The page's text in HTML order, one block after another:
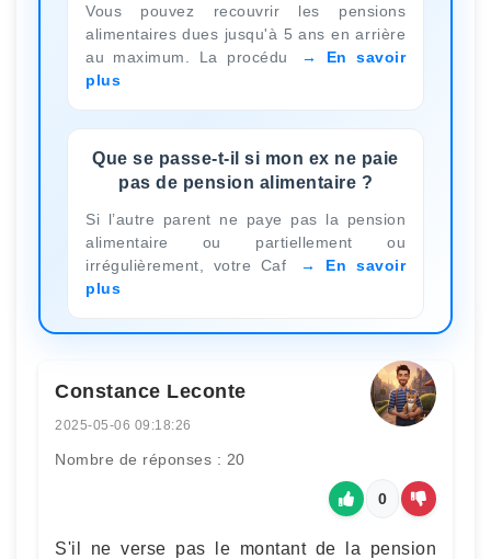
Vous pouvez recouvrir les pensions
alimentaires dues jusqu'à 5 ans en arrière
au maximum. La procédu
En savoir
plus
Que se passe-t-il si mon ex ne paie
pas de pension alimentaire ?
Si l’autre parent ne paye pas la pension
alimentaire ou partiellement ou
irrégulièrement, votre Caf
En savoir
plus
Constance Leconte
2025-05-06 09:18:26
Nombre de réponses : 20
0
S'il ne verse pas le montant de la pension